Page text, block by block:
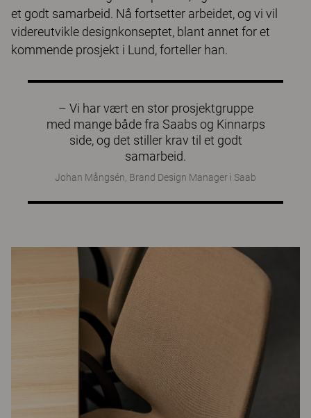
et godt samarbeid. Nå fortsetter arbeidet, og vi vil
videreutvikle designkonseptet, blant annet for et
kommende prosjekt i Lund, forteller han.
– Vi har vært en stor prosjektgruppe
med mange både fra Saabs og Kinnarps
side, og det stiller krav til et godt
samarbeid.
Johan Mångsén, Brand Design Manager i Saab